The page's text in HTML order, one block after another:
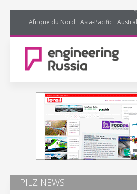
Afrique du Nord Asia-Pacific
PILZ NEWS